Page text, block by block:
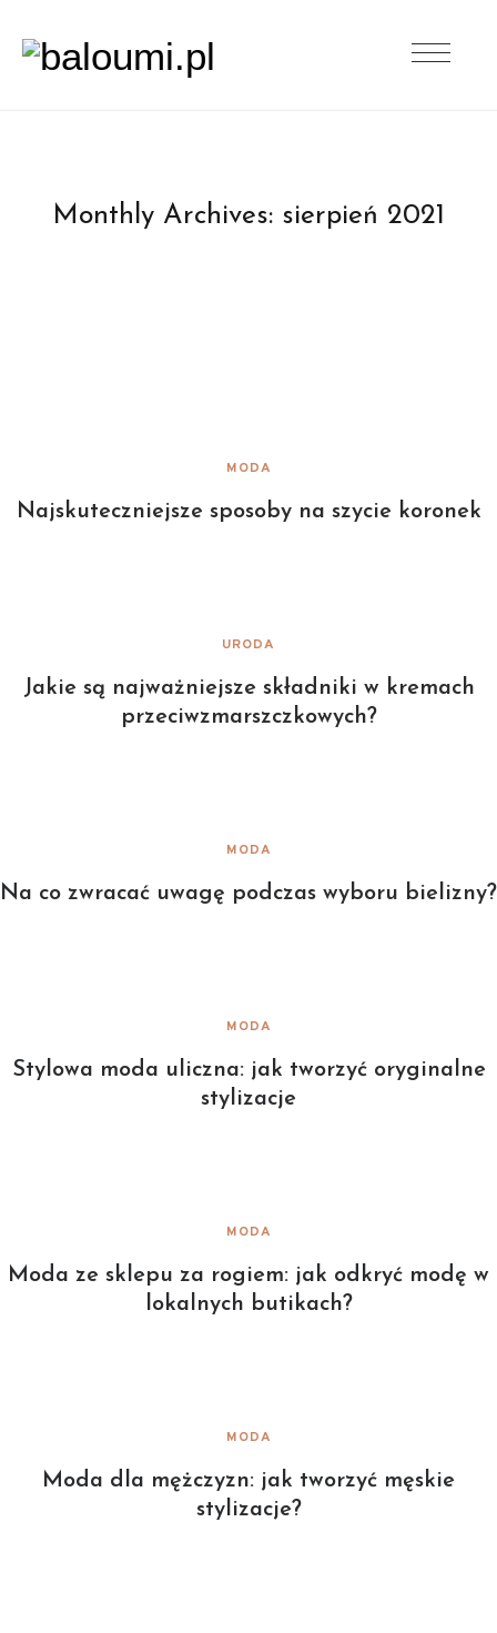
Monthly Archives: sierpień 2021
MODA
Najskuteczniejsze sposoby na szycie koronek
URODA
Jakie są najważniejsze składniki w kremach
przeciwzmarszczkowych?
MODA
Na co zwracać uwagę podczas wyboru bielizny?
MODA
Stylowa moda uliczna: jak tworzyć oryginalne
stylizacje
MODA
Moda ze sklepu za rogiem: jak odkryć modę w
lokalnych butikach?
MODA
Moda dla mężczyzn: jak tworzyć męskie
stylizacje?